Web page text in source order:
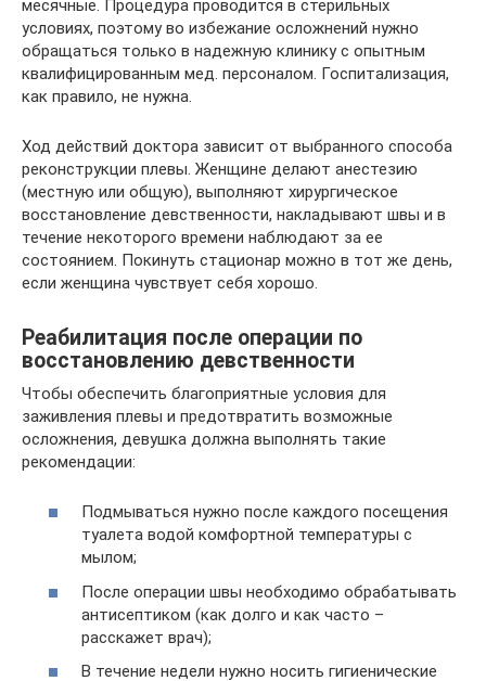
месячные. Процедура проводится в стерильных
условиях, поэтому во избежание осложнений нужно
обращаться только в надежную клинику с опытным
квалифицированным мед. персоналом. Госпитализация,
как правило, не нужна.
Ход действий доктора зависит от выбранного способа
реконструкции плевы. Женщине делают анестезию
(местную или общую), выполняют хирургическое
восстановление девственности, накладывают швы и в
течение некоторого времени наблюдают за ее
состоянием. Покинуть стационар можно в тот же день,
если женщина чувствует себя хорошо.
Реабилитация после операции по
восстановлению девственности
Чтобы обеспечить благоприятные условия для
заживления плевы и предотвратить возможные
осложнения, девушка должна выполнять такие
рекомендации:
Подмываться нужно после каждого посещения
туалета водой комфортной температуры с
мылом;
После операции швы необходимо обрабатывать
антисептиком (как долго и как часто –
расскажет врач);
В течение недели нужно носить гигиенические